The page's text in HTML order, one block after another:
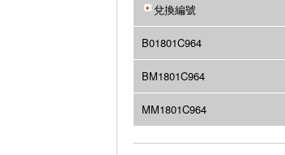
兌換編號
B01801C964
BM1801C964
MM1801C964